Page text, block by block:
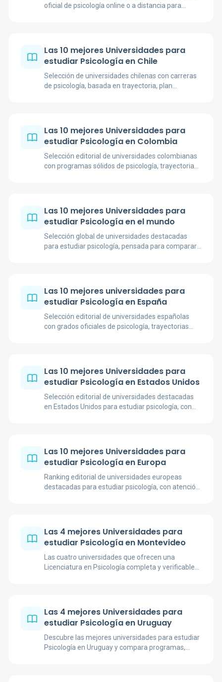
oficial de psicología online o a distancia para
Las 10 mejores Universidades para
estudiar Psicología en Chile
Selección de universidades chilenas con carreras
de psicología, basada en trayectoria, plan
Las 10 mejores Universidades para
estudiar Psicología en Colombia
Selección editorial de universidades colombianas
con programas sólidos de psicología, trayectoria
Las 10 mejores Universidades para
estudiar Psicología en el mundo
Selección global de universidades destacadas
para estudiar psicología, pensada para comparar
Las 10 mejores universidades para
estudiar Psicología en España
Selección editorial de universidades españolas
con grados oficiales de psicología, trayectorias
Las 10 mejores Universidades para
estudiar Psicología en Estados Unidos
Selección editorial de universidades destacadas
en Estados Unidos para estudiar psicología, con
Las 10 mejores Universidades para
estudiar Psicología en Europa
Ranking editorial de universidades europeas
destacadas para estudiar psicología, con atención
Las 4 mejores Universidades para
estudiar Psicología en Montevideo
Las cuatro universidades que ofrecen una
Licenciatura en Psicología completa y verificable
Las 4 mejores Universidades para
estudiar Psicología en Uruguay
Descubre las mejores universidades para estudiar
Psicología en Uruguay y compara programas,